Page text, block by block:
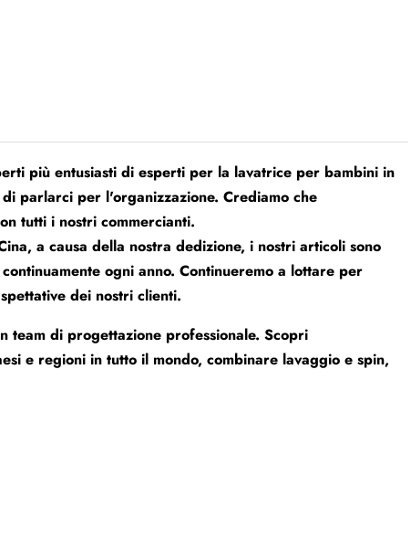
più entusiasti di esperti per la lavatrice per bambini in
parlarci per l'organizzazione. Crediamo che
tutti i nostri commercianti.
a causa della nostra dedizione, i nostri articoli sono
ogni anno. Continueremo a lottare per
dei nostri clienti.
team di progettazione professionale. Scopri
e regioni in tutto il mondo, combinare lavaggio e spin,